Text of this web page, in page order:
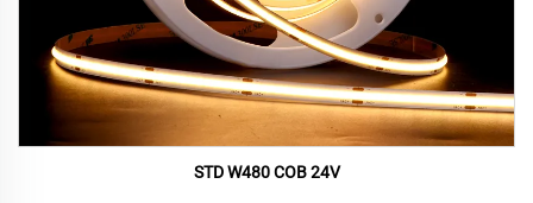
STD W480 COB 24V